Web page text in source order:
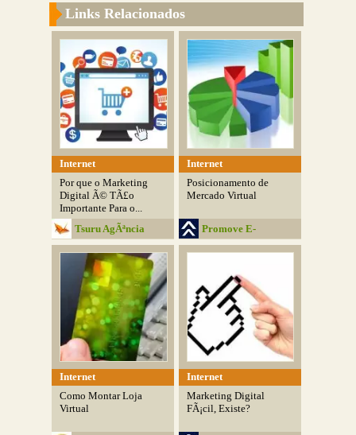
Links Relacionados
Internet
Por que o Marketing
Digital Ã© TÃ£o
Importante Para o...
Tsuru AgÃªncia
Digital
Internet
Posicionamento de
Mercado Virtual
Promove E-
commerce
Internet
Como Montar Loja
Virtual
Internet
Marketing Digital
FÃ¡cil, Existe?